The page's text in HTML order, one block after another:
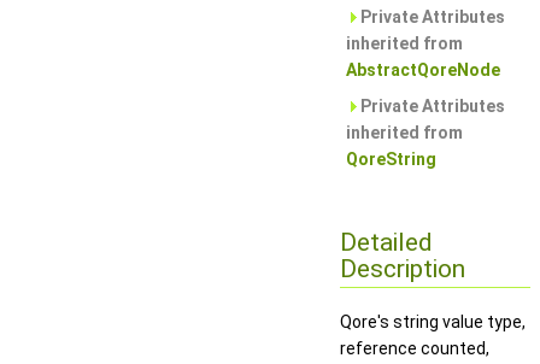
Private Attributes
inherited from
AbstractQoreNode
Private Attributes
inherited from
QoreString
Detailed
Description
Qore's string value type,
reference counted,